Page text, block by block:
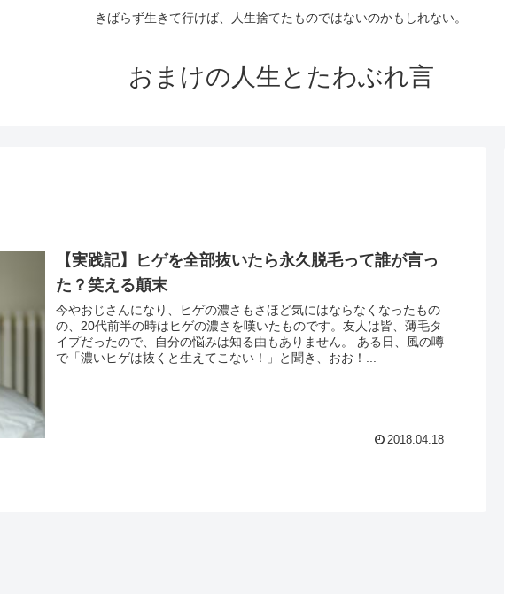
きばらず生きて行けば、人生捨てたものではないのかもしれない。
おまけの人生とたわぶれ言
【実践記】ヒゲを全部抜いたら永久脱毛って誰が言っ
た？笑える顛末
今やおじさんになり、ヒゲの濃さもさほど気にはならなくなったもの
の、20代前半の時はヒゲの濃さを嘆いたものです。友人は皆、薄毛タ
イプだったので、自分の悩みは知る由もありません。 ある日、風の噂
で「濃いヒゲは抜くと生えてこない！」と聞き、おお！...
2018.04.18